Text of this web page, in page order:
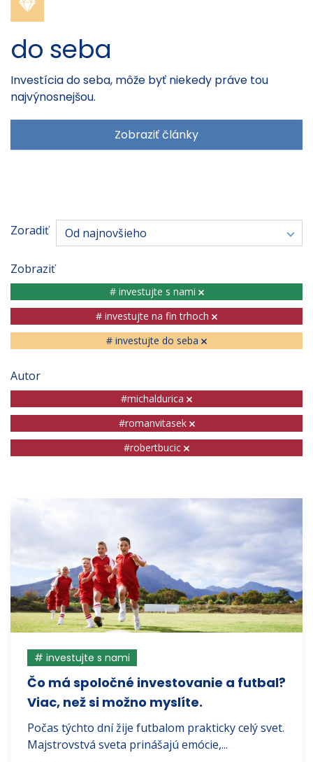
do seba
Investícia do seba, môže byť niekedy práve tou
najvýnosnejšou.
Zobraziť články
Zoradiť Od najnovšieho
Zobraziť
# investujte s nami
# investujte na fin trhoch
# investujte do seba
Autor
#michaldurica
#romanvitasek
#robertbucic
# investujte s nami
Čo má spoločné investovanie a futbal?
Viac, než si možno myslíte.
Počas týchto dní žije futbalom prakticky celý svet.
Majstrovstvá sveta prinášajú emócie,...